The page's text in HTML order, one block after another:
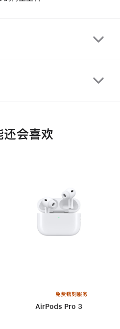
还会喜欢
免费镌刻服务
AirPods Pro 3